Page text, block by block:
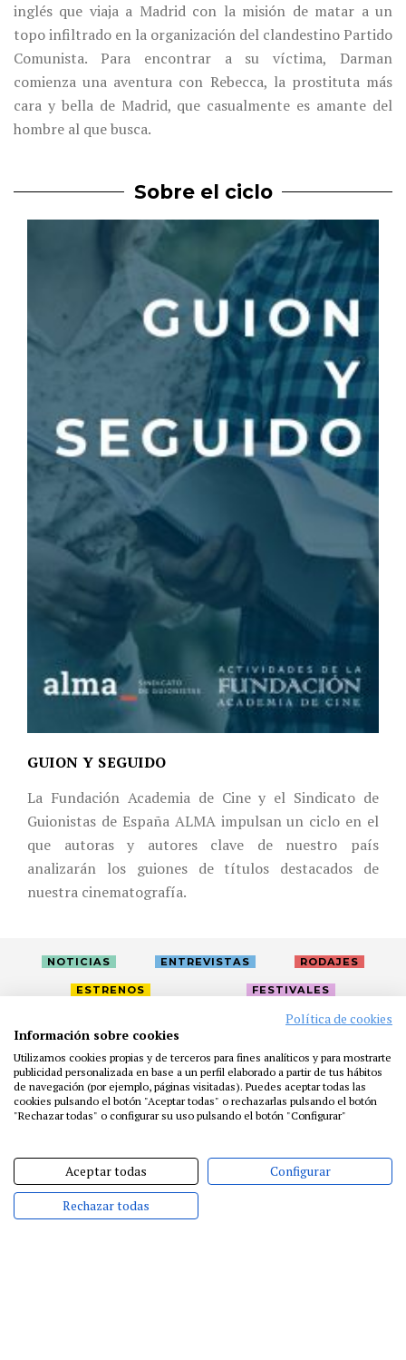
inglés que viaja a Madrid con la misión de matar a un
topo infiltrado en la organización del clandestino Partido
Comunista. Para encontrar a su víctima, Darman
comienza una aventura con Rebecca, la prostituta más
cara y bella de Madrid, que casualmente es amante del
hombre al que busca.
Sobre el ciclo
GUION Y SEGUIDO
La Fundación Academia de Cine y el Sindicato de
Guionistas de España ALMA impulsan un ciclo en el
que autoras y autores clave de nuestro país
analizarán los guiones de títulos destacados de
nuestra cinematografía.
NOTICIAS ENTREVISTAS RODAJES
ESTRENOS FESTIVALES
PRENSA
FUNDACIÓN RESIDENCIAS
AYUDAS
BIBLIOTECA
PUBLICACIONES
CONTACTO
Política de cookies
Información sobre cookies
Utilizamos cookies propias y de terceros para fines analíticos y para mostrarte
publicidad personalizada en base a un perfil elaborado a partir de tus hábitos
de navegación (por ejemplo, páginas visitadas). Puedes aceptar todas las
cookies pulsando el botón "Aceptar todas" o rechazarlas pulsando el botón
"Rechazar todas" o configurar su uso pulsando el botón "Configurar"
Aceptar todas Configurar
Rechazar todas